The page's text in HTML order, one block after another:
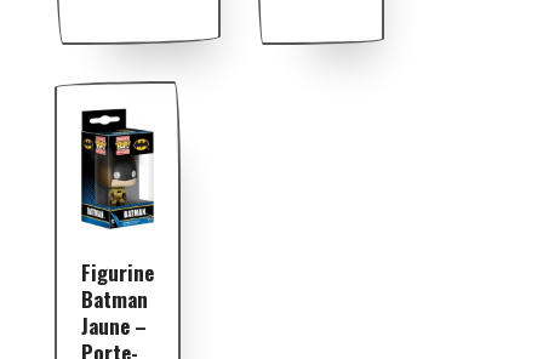
Figurine
Batman
Jaune –
Porte-